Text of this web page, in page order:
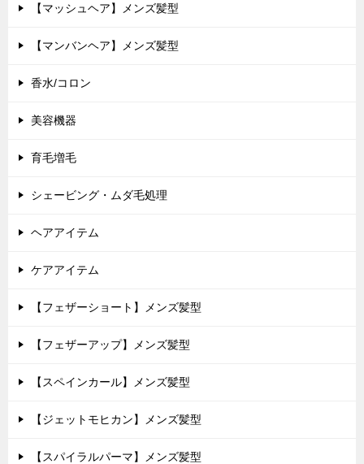
【マッシュヘア】メンズ髪型
【マンバンヘア】メンズ髪型
香水/コロン
美容機器
育毛増毛
シェービング・ムダ毛処理
ヘアアイテム
ケアアイテム
【フェザーショート】メンズ髪型
【フェザーアップ】メンズ髪型
【スペインカール】メンズ髪型
【ジェットモヒカン】メンズ髪型
【スパイラルパーマ】メンズ髪型